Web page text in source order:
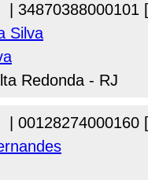
| 34870388000101
Silva
Redonda - RJ
| 00128274000160